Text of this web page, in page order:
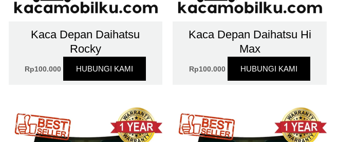
Kaca Depan Daihatsu
Rocky
Rp100.000 HUBUNGI KAMI
Kaca Depan Daihatsu Hi
Max
Rp100.000 HUBUNGI KAMI